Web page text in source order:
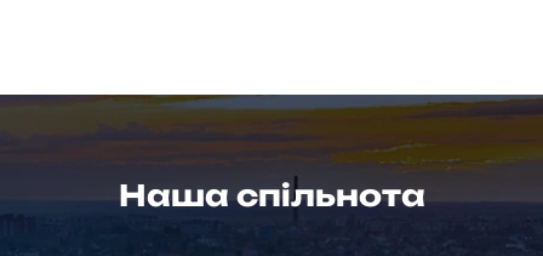
Наша спільнота